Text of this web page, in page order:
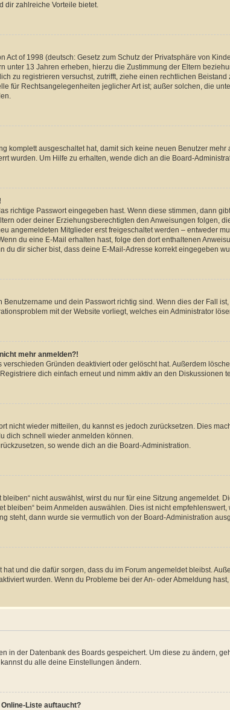
dir zahlreiche Vorteile bietet.
Act of 1998 (deutsch: Gesetz zum Schutz der Privatsphäre von
unter 13 Jahren erheben, hierzu die Zustimmung der Eltern
zu registrieren versuchst, zutrifft, ziehe einen rechtlichen
für Rechtsangelegenheiten jeglicher Art ist; außer solchen, die
komplett ausgeschaltet hat, damit sich keine neuen Benutzer
wurden. Um Hilfe zu erhalten, wende dich an die Board-
richtige Passwort eingegeben hast. Wenn diese stimmen, dann
oder deiner Erziehungsberechtigten den Anweisungen folgen,
angemeldeten Mitglieder erst freigeschaltet werden – entweder
du eine E-Mail erhalten hast, folge den dort enthaltenen
du dir sicher bist, dass deine E-Mail-Adresse korrekt eingegeben
und dein Passwort richtig sind. Wenn dies der Fall
mit der Website vorliegt, welches ein Administrator
mehr anmelden?!
Gründen deaktiviert oder gelöscht hat. Außerdem
dich einfach erneut und nimm aktiv an den Diskussionen
nicht wieder mitteilen, du kannst es jedoch zurücksetzen. Dies
dich schnell wieder anmelden können.
so wende dich an die Board-Administration.
nicht auswählst, wirst du nur für eine Sitzung angemeldet.
bleiben“ beim Anmelden auswählen. Dies ist nicht
steht, dann wurde sie vermutlich von der Board-Administration
und die dafür sorgen, dass du im Forum angemeldet bleibst.
wurden. Wenn du Probleme bei der An- oder Abmeldung
in der Datenbank des Boards gespeichert. Um diese zu ändern,
du alle deine Einstellungen ändern.
Liste auftaucht?